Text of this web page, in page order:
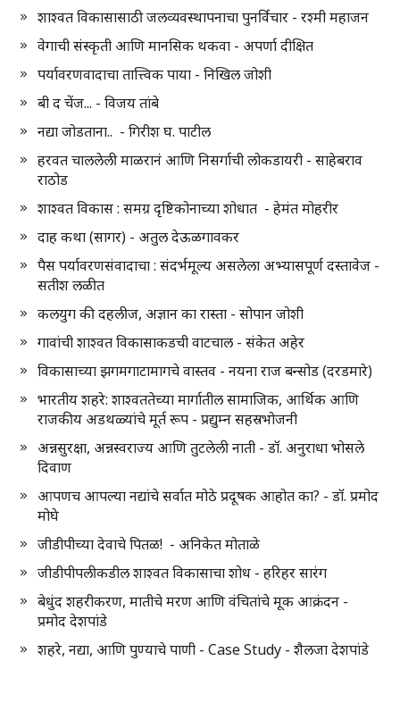
शाश्वत विकासासाठी जलव्यवस्थापनाचा पुनर्विचार - रश्मी महाजन
वेगाची संस्कृती आणि मानसिक थकवा - अपर्णा दीक्षित
पर्यावरणवादाचा तात्त्विक पाया - निखिल जोशी
बी द चेंज... - विजय तांबे
नद्या जोडताना.. - गिरीश घ. पाटील
हरवत चाललेली माळरानं आणि निसर्गाची लोकडायरी - साहेबराव
राठोड
शाश्वत विकास : समग्र दृष्टिकोनाच्या शोधात - हेमंत मोहरीर
दाह कथा (सागर) - अतुल देऊळगावकर
पैस पर्यावरणसंवादाचा : संदर्भमूल्य असलेला अभ्यासपूर्ण दस्तावेज -
सतीश लळीत
कलयुग की दहलीज, अज्ञान का रास्ता - सोपान जोशी
गावांची शाश्वत विकासाकडची वाटचाल - संकेत अहेर
विकासाच्या झगमगाटामागचे वास्तव - नयना राज बन्सोड (दरडमारे)
भारतीय शहरे: शाश्वततेच्या मार्गातील सामाजिक, आर्थिक आणि
राजकीय अडथळ्यांचे मूर्त रूप - प्रद्युम्न सहस्रभोजनी
अन्नसुरक्षा, अन्नस्वराज्य आणि तुटलेली नाती - डॉ. अनुराधा भोसले
दिवाण
आपणच आपल्या नद्यांचे सर्वात मोठे प्रदूषक आहोत का? - डॉ. प्रमोद
मोघे
जीडीपीच्या देवाचे पितळ! - अनिकेत मोताळे
जीडीपीपलीकडील शाश्वत विकासाचा शोध - हरिहर सारंग
बेधुंद शहरीकरण, मातीचे मरण आणि वंचितांचे मूक आक्रंदन -
प्रमोद देशपांडे
शहरे, नद्या, आणि पुण्याचे पाणी - Case Study - शैलजा देशपांडे